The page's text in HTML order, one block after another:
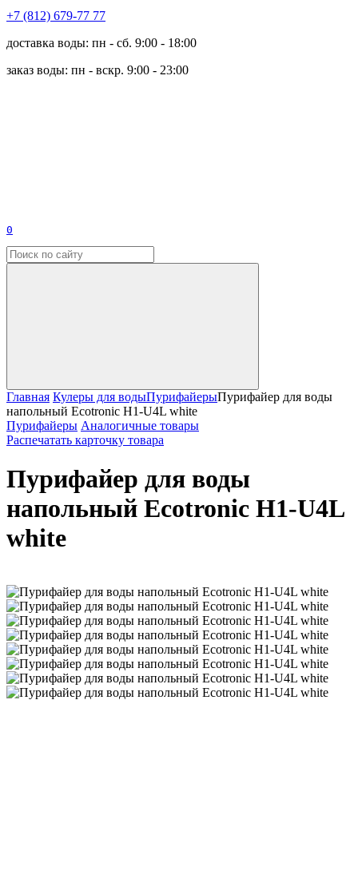
+7 (812) 679-77 77
доставка воды: пн - сб. 9:00 - 18:00
заказ воды: пн - вскр. 9:00 - 23:00
0
Главная Кулеры для водыПурифайерыПурифайер для воды
напольный Ecotronic H1-U4L white
Пурифайеры Аналогичные товары
Распечатать карточку товара
Пурифайер для воды
напольный Ecotronic H1-U4L
white